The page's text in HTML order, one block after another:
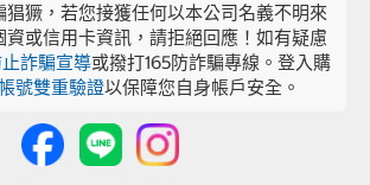
猖獗，若您接獲任何以本公司名義不明來
資或信用卡資訊，請拒絕回應！如有疑慮
止詐騙宣導或撥打165防詐騙專線。登入購
號雙重驗證以保障您自身帳戶安全。